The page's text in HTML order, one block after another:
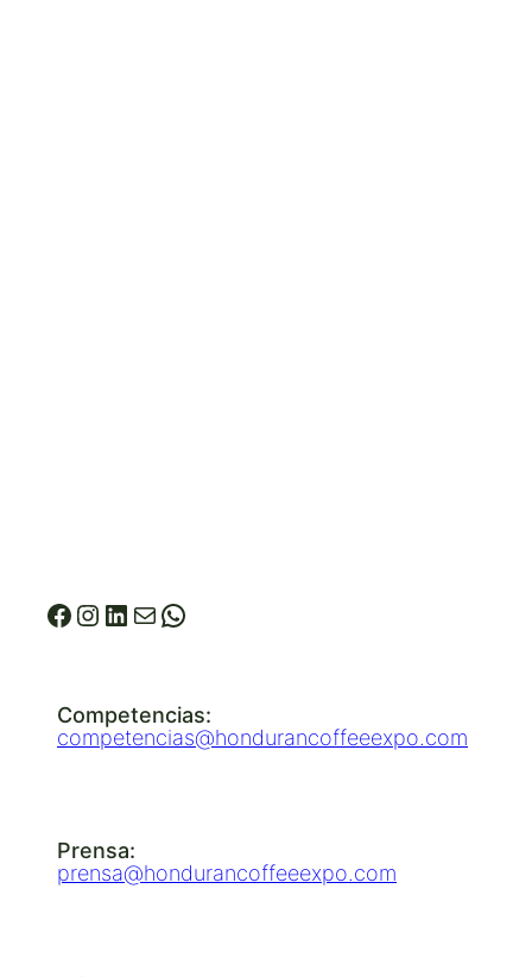
Facebook
Instagram
LinkedInWhatsApp
Competencias:
competencias@hondurancoffeeexpo.com
Prensa:
prensa@hondurancoffeeexpo.com